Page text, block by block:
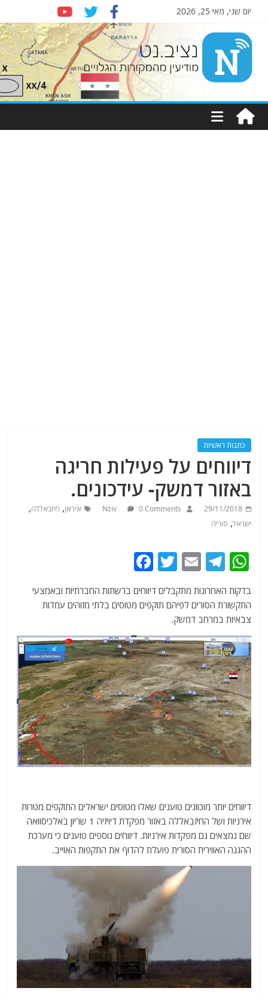
יום שני, מאי 25, 2026
Nziv.net
מודיעין
מהמקורות
כתבות ראשיות
דיווחים על פעילות חריגה
באזור דמשק- עידכונים.
29/11/2018
Nziv 0 Comments איראן, חיזבאללה,
ישראל, סוריה
W
at
s
A
p
p
T
e
g
ra
m
E
m
ai
l
T
itt
er
c
b
o
o
k
בדקות האחרונות מתקבלים דיווחים ברשתות החברתיות ובאמצעי
התקשורת הסורים לפיהם תוקפים מטוסים בלתי מזוהים עמדות
צבאיות במרחב דמשק.
דיווחים יותר מוכוונים טוענים שאלו מטוסים ישראלים התוקפים מטרות
אירניות ושל החיזבאללה באזור מפקדת דיויזיה 1 שריון באלכיסוואה
שם נמצאים גם מפקדות אירניות. דיווחים נוספים טוענים כי מערכת
ההגנה האווירית הסורית פועלת להדוף את התקפות האוייב.